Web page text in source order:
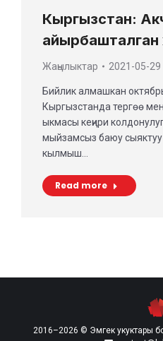
Кыргызстан:
айырбашталган
Жаңылыктар 2021-05-29
Бийлик алмашкан
Кыргызстанда тергөө
ыкмасы кеңири
мыйзамсыз баюу
кылмыш…
Read more
2016–2026 © Эмгек укуктары